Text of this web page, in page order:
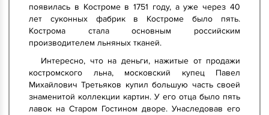
появилась в Костроме в 1751 году, а уже через 40
лет суконных фабрик в Костроме было пять.
Кострома стала основным российским
производителем льняных тканей.
Интересно, что на деньги, нажитые от продажи
костромского льна, московский купец Павел
Михайлович Третьяков купил большую часть своей
знаменитой коллекции картин. У его отца было пять
лавок на Старом Гостином дворе. Унаследовав его